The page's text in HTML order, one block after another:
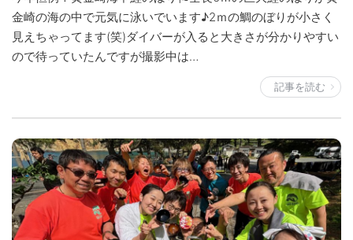
金崎の海の中で元気に泳いでいます♪2ｍの鯛のぼりが小さく
見えちゃってます(笑)ダイバーが入ると大きさが分かりやすい
ので待っていたんですが撮影中は…
記事を読む